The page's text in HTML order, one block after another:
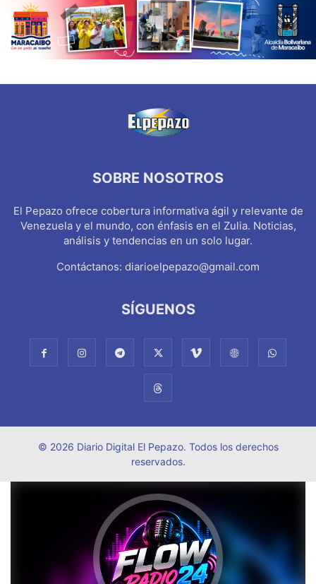
SOBRE NOSOTROS
El Pepazo ofrece cobertura informativa ágil y relevante de
Venezuela y el mundo, con énfasis en el Zulia. Noticias,
análisis y tendencias en un solo lugar.
Contáctanos: diarioelpepazo@gmail.com
SÍGUENOS
© 2026 Diario Digital El Pepazo. Todos los derechos
reservados.